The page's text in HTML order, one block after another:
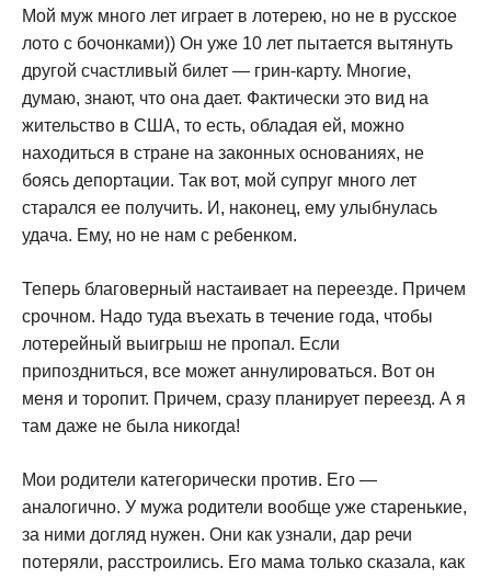
Мой муж много лет играет в лотерею, но не в русское
лото с бочонками)) Он уже 10 лет пытается вытянуть
другой счастливый билет — грин-карту. Многие,
думаю, знают, что она дает. Фактически это вид на
жительство в США, то есть, обладая ей, можно
находиться в стране на законных основаниях, не
боясь депортации. Так вот, мой супруг много лет
старался ее получить. И, наконец, ему улыбнулась
удача. Ему, но не нам с ребенком.
Теперь благоверный настаивает на переезде. Причем
срочном. Надо туда въехать в течение года, чтобы
лотерейный выигрыш не пропал. Если
припоздниться, все может аннулироваться. Вот он
меня и торопит. Причем, сразу планирует переезд. А я
там даже не была никогда!
Мои родители категорически против. Его —
аналогично. У мужа родители вообще уже старенькие,
за ними догляд нужен. Они как узнали, дар речи
потеряли, расстроились. Его мама только сказала, как